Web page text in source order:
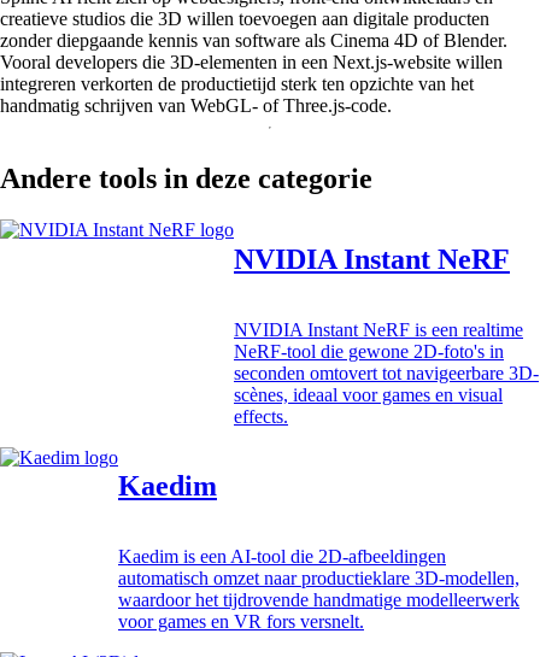
creatieve studios die 3D willen toevoegen aan digitale producten
zonder diepgaande kennis van software als Cinema 4D of Blender.
Vooral developers die 3D-elementen in een Next.js-website willen
integreren verkorten de productietijd sterk ten opzichte van het
handmatig schrijven van WebGL- of Three.js-code.
Andere tools in deze categorie
NVIDIA Instant NeRF
NVIDIA Instant NeRF is een realtime
NeRF-tool die gewone 2D-foto's in
seconden omtovert tot navigeerbare 3D-
scènes, ideaal voor games en visual
effects.
Kaedim
Kaedim is een AI-tool die 2D-afbeeldingen
automatisch omzet naar productieklare 3D-modellen,
waardoor het tijdrovende handmatige modelleerwerk
voor games en VR fors versnelt.